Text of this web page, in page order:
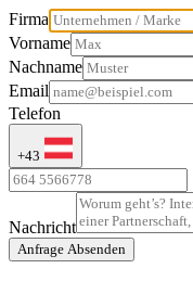
Firma
Vorname
Nachname
Email
Telefon
+43
Nachricht
Anfrage Absenden